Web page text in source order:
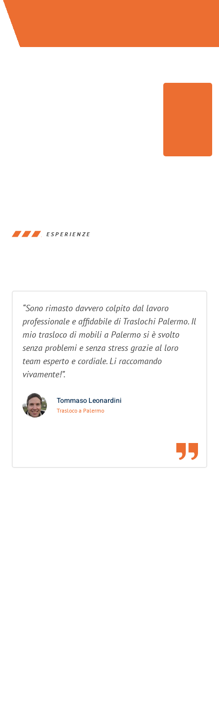
ESPERIENZE
“Sono rimasto davvero colpito dal lavoro
professionale e affidabile di Traslochi Palermo. Il
mio trasloco di mobili a Palermo si è svolto
senza problemi e senza stress grazie al loro
team esperto e cordiale. Li raccomando
vivamente!”.
Tommaso Leonardini
Trasloco a Palermo